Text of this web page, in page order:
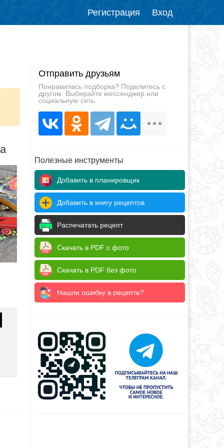
Регистрация Вход
Отправить друзьям
Понравилась подборка? Поделитесь с
другом. Выбирайте мессенджер или
социальную сеть.
Полезные инструменты
Добавить в планировщик
Добавить в книгу рецептов
Распечатать рецепт
Скачать в PDF с фото
Скачать в PDF без фото
Нашли ошибку в рецепте?